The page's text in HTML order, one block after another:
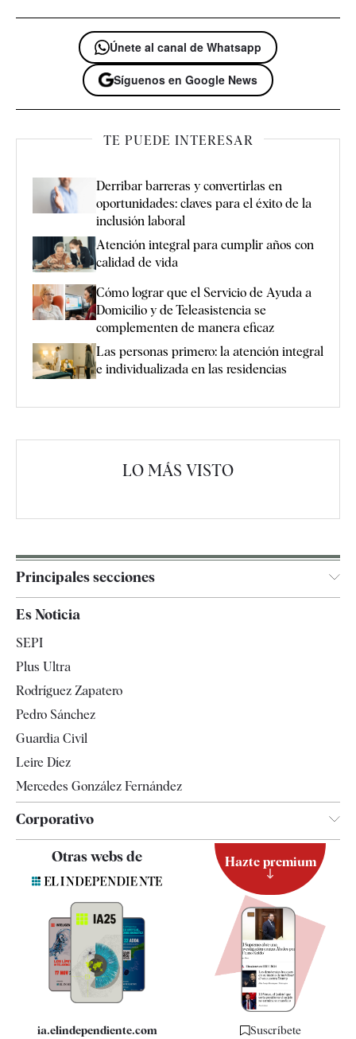
Únete al canal de Whatsapp
Síguenos en Google News
TE PUEDE INTERESAR
Derribar barreras y convertirlas en
oportunidades: claves para el éxito de la
inclusión laboral
Atención integral para cumplir años con
calidad de vida
Cómo lograr que el Servicio de Ayuda a
Domicilio y de Teleasistencia se
complementen de manera eficaz
Las personas primero: la atención integral
e individualizada en las residencias
LO MÁS VISTO
Principales secciones
España
Televisión
Es Noticia
SEPI
Plus Ultra
Rodríguez Zapatero
Pedro Sánchez
Guardia Civil
Leire Díez
Mercedes González Fernández
Corporativo
Contacto
Quiénes somos
Especificaciones
Otras webs de
ia.elindependiente.com
Hazte premium
Suscríbete